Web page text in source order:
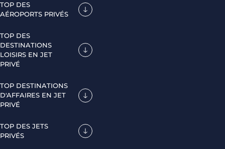
TOP DES
AÉROPORTS PRIVÉS
TOP DES
DESTINATIONS
LOISIRS EN JET
PRIVÉ
TOP DESTINATIONS
D'AFFAIRES EN JET
PRIVÉ
TOP DES JETS
PRIVÉS